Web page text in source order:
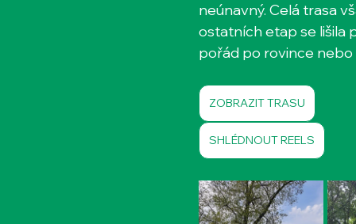
neúnavný. Celá trasa
ostatních etap se lišila
pořád po rovince nebo
ZOBRAZIT TRASU
SHLÉDNOUT REELS